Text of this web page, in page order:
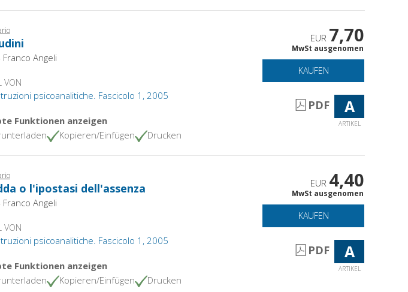
Angeli
VON
psicoanalitiche. Fascicolo 1, 2005
Funktionen anzeigen
Kopieren/Einfügen Drucken
EUR 7,70
MwSt ausgenomen
KAUFEN
PDF A
ARTIKEL
o l'ipostasi dell'assenza
Angeli
VON
psicoanalitiche. Fascicolo 1, 2005
Funktionen anzeigen
Kopieren/Einfügen Drucken
EUR 4,40
MwSt ausgenomen
KAUFEN
PDF A
ARTIKEL